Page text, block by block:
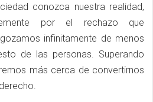
conozca nuestra realidad,
por el rechazo que
infinitamente de menos
de las personas. Superando
más cerca de convertirnos